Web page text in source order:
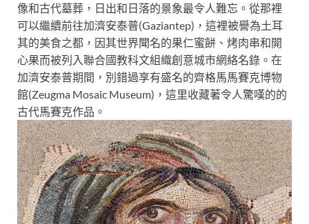
像和古代墓葬，日出和日落的景象最令人難忘。從那裡
可以繼續前往加濟安泰普(Gaziantep)，這裡被譽為土耳
其的美食之都，因其世界聞名的果仁蜜餅、烤肉串和開
心果而被列入聯合國教科文組織創意城市網絡名錄。在
加濟安泰普期間，別錯過享有盛名的齊格馬馬賽克博物
館(Zeugma Mosaic Museum)，這里收藏著令人驚嘆的的
古代馬賽克作品。